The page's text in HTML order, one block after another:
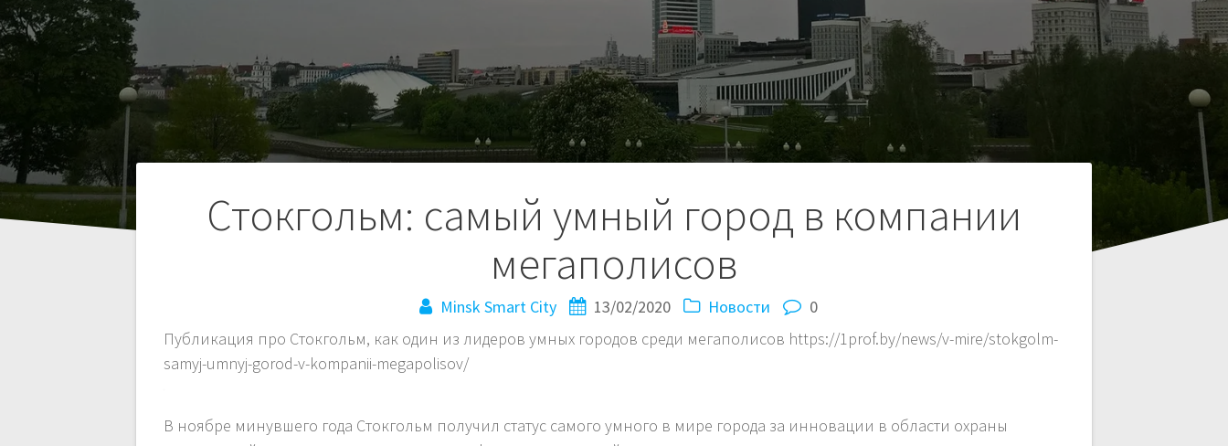
Стокгольм: самый умный город в компании
мегаполисов
Minsk Smart City 13/02/2020 Новости
0
Публикация про Стокгольм, как один из лидеров умных городов среди мегаполисов https://1prof.by/news/v-mire/stokgolm-
samyj-umnyj-gorod-v-kompanii-megapolisov/
В ноябре минувшего года Стокгольм получил статус самого умного в мире города за инновации в области охраны
Навигация